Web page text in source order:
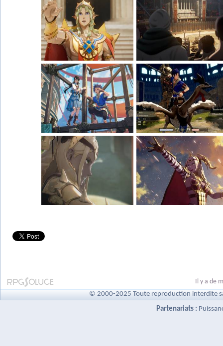
Il y a de
© 2000-2025 Toute reproduction interdite
Partenariats :